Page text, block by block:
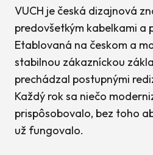
VUCH je česká dizajnová
predovšetkým kabelkami a
Etablovaná na českom a
stabilnou zákazníckou
prechádzal postupnými
Každý rok sa niečo
prispôsobovalo, bez toho
už fungovalo.